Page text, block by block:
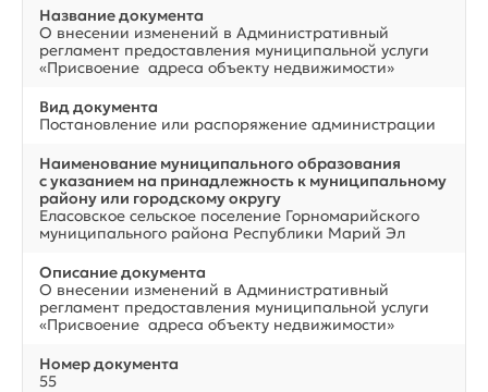
Название документа
О внесении изменений в Административный
регламент предоставления муниципальной услуги
«Присвоение адреса объекту недвижимости»
Вид документа
Постановление или распоряжение администрации
Наименование муниципального образования
с указанием на принадлежность к муниципальному
району или городскому округу
Еласовское сельское поселение Горномарийского
муниципального района Республики Марий Эл
Описание документа
О внесении изменений в Административный
регламент предоставления муниципальной услуги
«Присвоение адреса объекту недвижимости»
Номер документа
55